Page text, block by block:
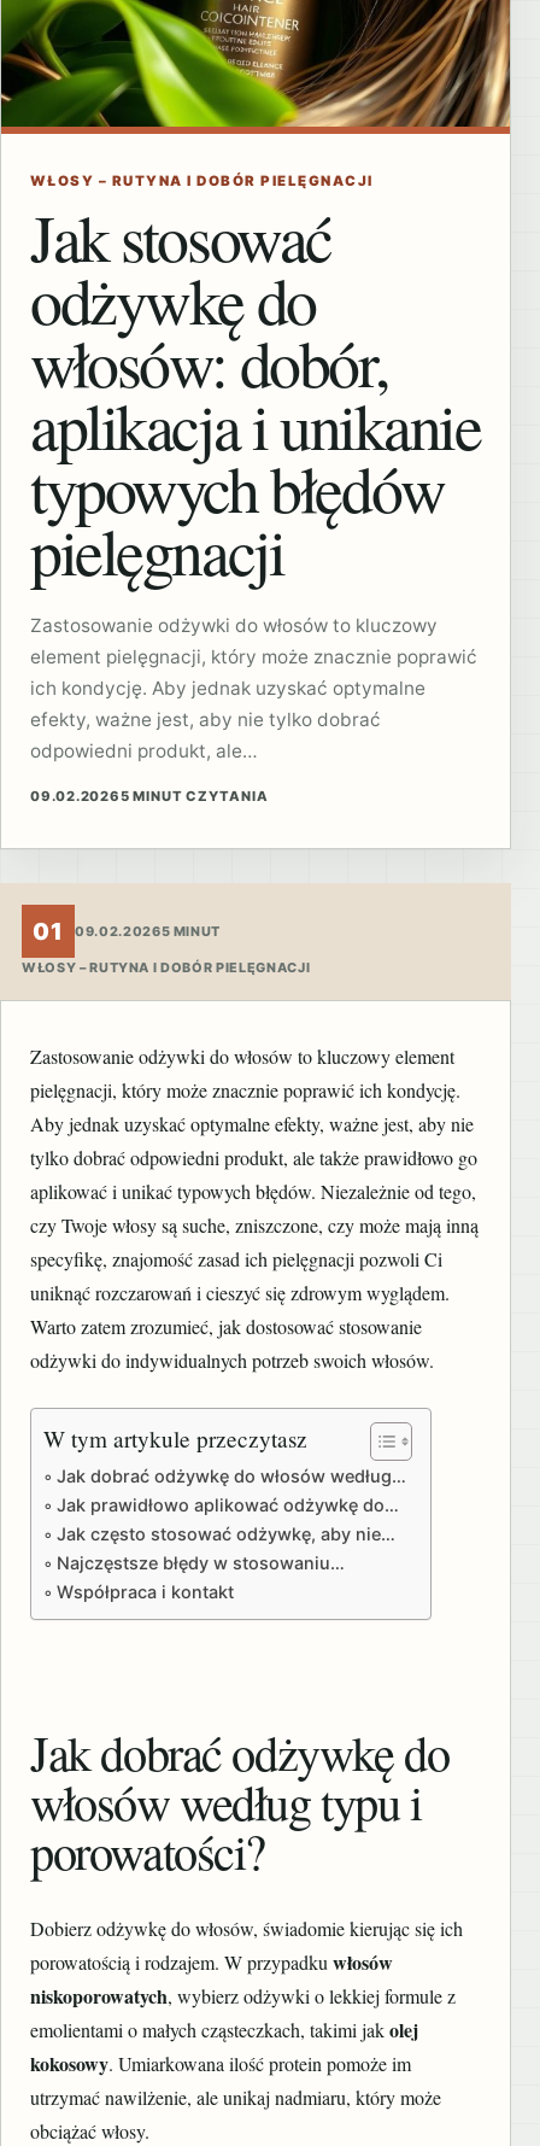
WŁOSY – RUTYNA I DOBÓR PIELĘGNACJI
Jak stosować
odżywkę do
włosów: dobór,
aplikacja i unikanie
typowych błędów
pielęgnacji
Zastosowanie odżywki do włosów to kluczowy
element pielęgnacji, który może znacznie poprawić
ich kondycję. Aby jednak uzyskać optymalne
efekty, ważne jest, aby nie tylko dobrać
odpowiedni produkt, ale…
09.02.20265 MINUT CZYTANIA
01 09.02.20265 MINUT
WŁOSY – RUTYNA I DOBÓR PIELĘGNACJI
Zastosowanie odżywki do włosów to kluczowy element
pielęgnacji, który może znacznie poprawić ich kondycję.
Aby jednak uzyskać optymalne efekty, ważne jest, aby nie
tylko dobrać odpowiedni produkt, ale także prawidłowo go
aplikować i unikać typowych błędów. Niezależnie od tego,
czy Twoje włosy są suche, zniszczone, czy może mają inną
specyfikę, znajomość zasad ich pielęgnacji pozwoli Ci
uniknąć rozczarowań i cieszyć się zdrowym wyglądem.
Warto zatem zrozumieć, jak dostosować stosowanie
odżywki do indywidualnych potrzeb swoich włosów.
W tym artykule przeczytasz
Jak dobrać odżywkę do włosów według…
Jak prawidłowo aplikować odżywkę do…
Jak często stosować odżywkę, aby nie…
Najczęstsze błędy w stosowaniu…
Współpraca i kontakt
Jak dobrać odżywkę do
włosów według typu i
porowatości?
Dobierz odżywkę do włosów, świadomie kierując się ich
porowatością i rodzajem. W przypadku włosów
niskoporowatych, wybierz odżywki o lekkiej formule z
emolientami o małych cząsteczkach, takimi jakolej
kokosowy. Umiarkowana ilość protein pomoże im
utrzymać nawilżenie, ale unikaj nadmiaru, który może
obciążać włosy.